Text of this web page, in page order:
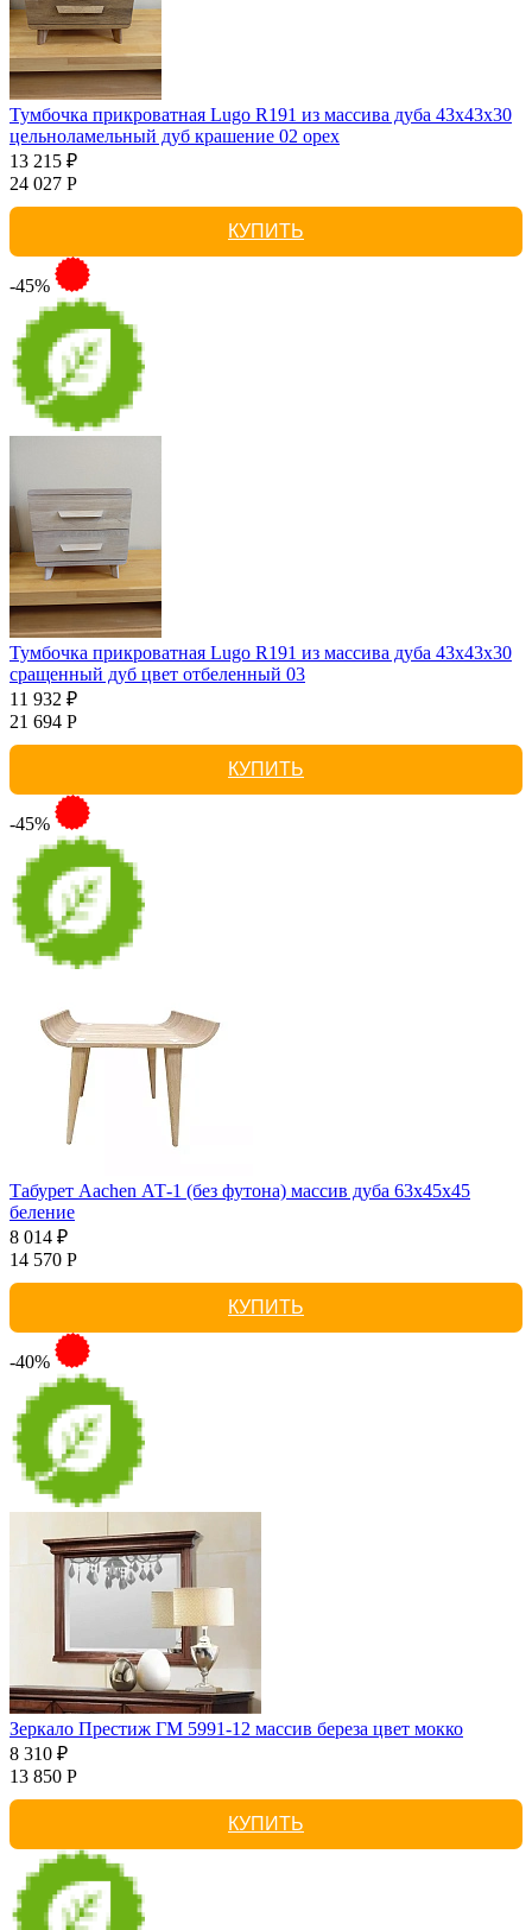
Тумбочка прикроватная Lugo R191 из массива дуба 43х43х30
цельноламельный дуб крашение 02 орех
13 215 ₽
24 027 Р
КУПИТЬ
-45%
Тумбочка прикроватная Lugo R191 из массива дуба 43х43х30
сращенный дуб цвет отбеленный 03
11 932 ₽
21 694 Р
КУПИТЬ
-45%
Табурет Aachen АТ-1 (без футона) массив дуба 63х45х45
беление
8 014 ₽
14 570 Р
КУПИТЬ
-40%
Зеркало Престиж ГМ 5991-12 массив береза цвет мокко
8 310 ₽
13 850 Р
КУПИТЬ